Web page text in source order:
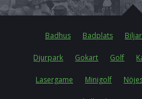
Badhus Badplats
Djurpark Gokart Golf
Lasergame Minigolf